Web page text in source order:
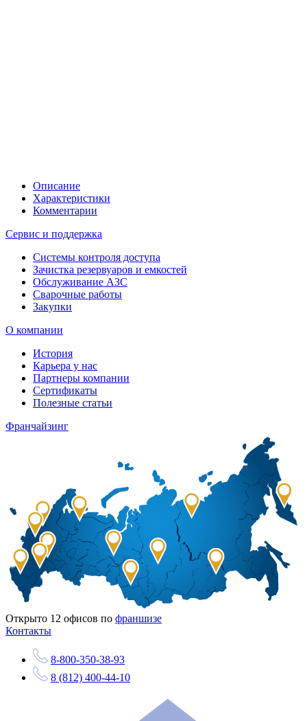
Описание
Характеристики
Комментарии
Сервис и поддержка
Системы контроля доступа
Зачистка резервуаров и емкостей
Обслуживание АЗС
Сварочные работы
Закупки
О компании
История
Карьера у нас
Партнеры компании
Сертификаты
Полезные статьи
Франчайзинг
Открыто 12 офисов по франшизе
Контакты
8-800-350-38-93
8 (812) 400-44-10